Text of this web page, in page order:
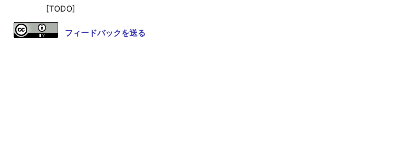
[TODO]
フィードバックを送る